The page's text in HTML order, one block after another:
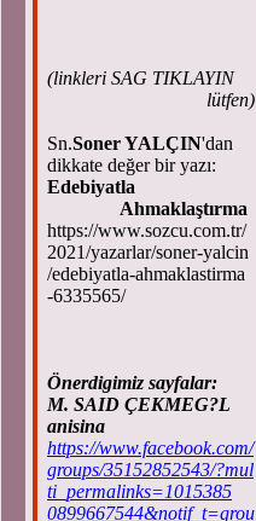
(linkleri SAG TIKLAYIN
lütfen)
Sn.Soner YALÇIN'dan
dikkate değer bir yazı:
Edebiyatla
Ahmaklaştırma
https://www.sozcu.com.tr/
2021/yazarlar/soner-yalcin
/edebiyatla-ahmaklastirma
-6335565/
Önerdigimiz sayfalar:
M. SAID ÇEKMEG?L
anisina
https://www.facebook.com/
groups/35152852543/?mul
ti_permalinks=1015385
0899667544&notif_t=grou